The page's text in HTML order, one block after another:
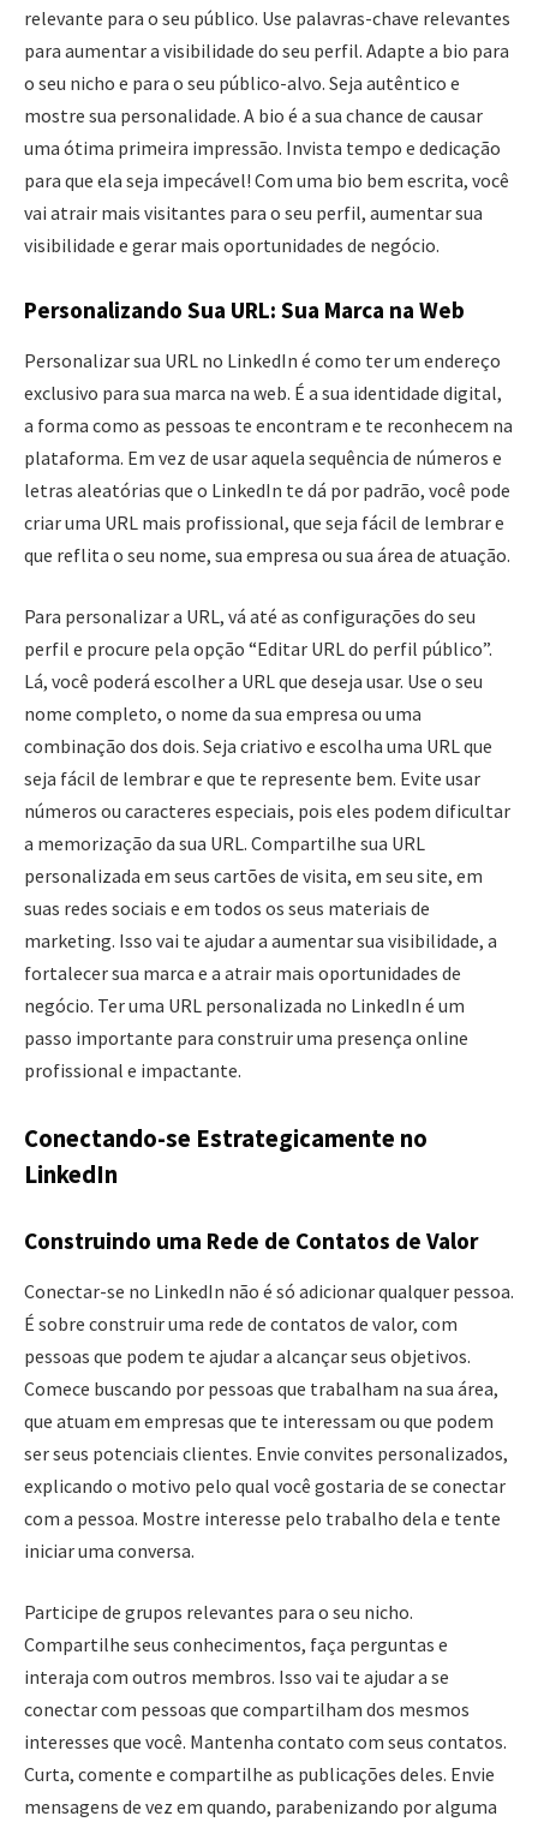
relevante para o seu público. Use palavras-chave relevantes
para aumentar a visibilidade do seu perfil. Adapte a bio para
o seu nicho e para o seu público-alvo. Seja autêntico e
mostre sua personalidade. A bio é a sua chance de causar
uma ótima primeira impressão. Invista tempo e dedicação
para que ela seja impecável! Com uma bio bem escrita, você
vai atrair mais visitantes para o seu perfil, aumentar sua
visibilidade e gerar mais oportunidades de negócio.
Personalizando Sua URL: Sua Marca na Web
Personalizar sua URL no LinkedIn é como ter um endereço
exclusivo para sua marca na web. É a sua identidade digital,
a forma como as pessoas te encontram e te reconhecem na
plataforma. Em vez de usar aquela sequência de números e
letras aleatórias que o LinkedIn te dá por padrão, você pode
criar uma URL mais profissional, que seja fácil de lembrar e
que reflita o seu nome, sua empresa ou sua área de atuação.
Para personalizar a URL, vá até as configurações do seu
perfil e procure pela opção “Editar URL do perfil público”.
Lá, você poderá escolher a URL que deseja usar. Use o seu
nome completo, o nome da sua empresa ou uma
combinação dos dois. Seja criativo e escolha uma URL que
seja fácil de lembrar e que te represente bem. Evite usar
números ou caracteres especiais, pois eles podem dificultar
a memorização da sua URL. Compartilhe sua URL
personalizada em seus cartões de visita, em seu site, em
suas redes sociais e em todos os seus materiais de
marketing. Isso vai te ajudar a aumentar sua visibilidade, a
fortalecer sua marca e a atrair mais oportunidades de
negócio. Ter uma URL personalizada no LinkedIn é um
passo importante para construir uma presença online
profissional e impactante.
Conectando-se Estrategicamente no
LinkedIn
Construindo uma Rede de Contatos de Valor
Conectar-se no LinkedIn não é só adicionar qualquer pessoa.
É sobre construir uma rede de contatos de valor, com
pessoas que podem te ajudar a alcançar seus objetivos.
Comece buscando por pessoas que trabalham na sua área,
que atuam em empresas que te interessam ou que podem
ser seus potenciais clientes. Envie convites personalizados,
explicando o motivo pelo qual você gostaria de se conectar
com a pessoa. Mostre interesse pelo trabalho dela e tente
iniciar uma conversa.
Participe de grupos relevantes para o seu nicho.
Compartilhe seus conhecimentos, faça perguntas e
interaja com outros membros. Isso vai te ajudar a se
conectar com pessoas que compartilham dos mesmos
interesses que você. Mantenha contato com seus contatos.
Curta, comente e compartilhe as publicações deles. Envie
mensagens de vez em quando, parabenizando por alguma